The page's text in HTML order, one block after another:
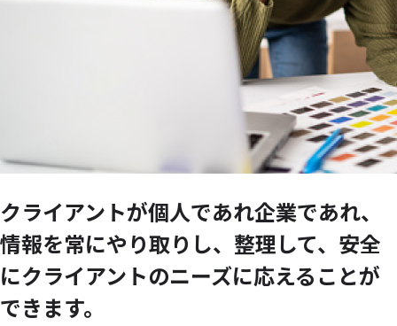
クライアントが個人であれ企業であれ、
情報を常にやり取りし、 整理して、 安全
にクライアントのニーズに応える ことが
できます。